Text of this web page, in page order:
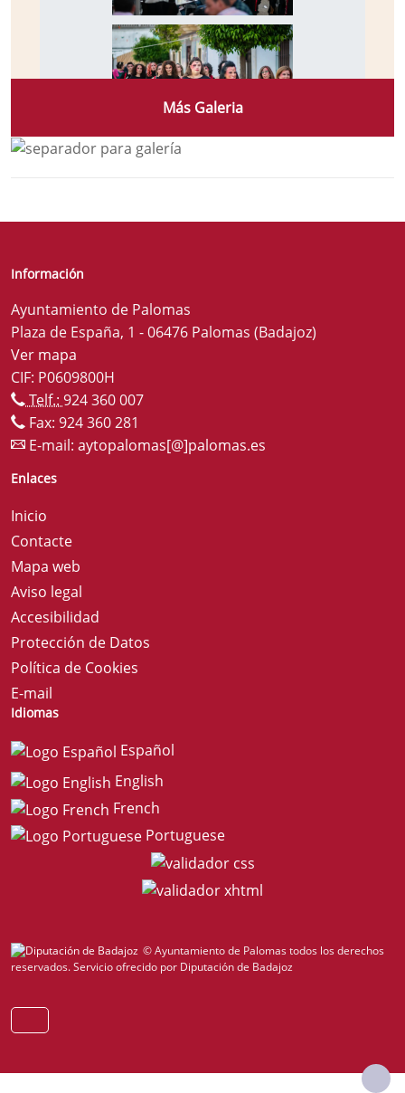
Más Galeria
Información
Ayuntamiento de Palomas
Plaza de España, 1 - 06476 Palomas (Badajoz)
Ver mapa
CIF: P0609800H
Telf.: 924 360 007
Fax: 924 360 281
E-mail: aytopalomas[@]palomas.es
Enlaces
Inicio
Contacte
Mapa web
Aviso legal
Accesibilidad
Protección de Datos
Política de Cookies
E-mail
Idiomas
Español
English
French
Portuguese
© Ayuntamiento de Palomas todos los derechos
reservados.Servicio ofrecido por Diputación de Badajoz